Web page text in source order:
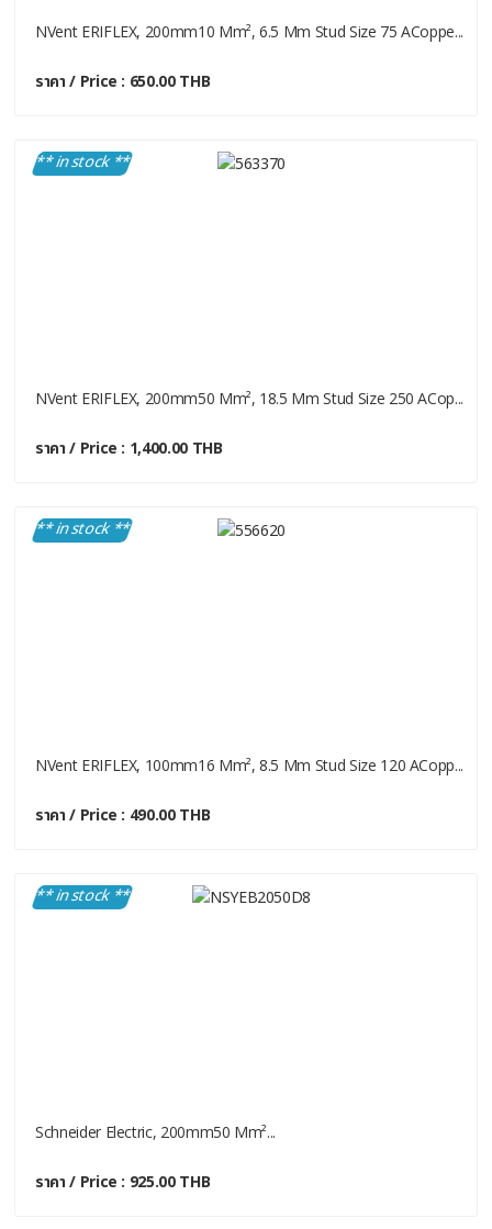
NVent ERIFLEX, 200mm10 Mm², 6.5 Mm Stud Size 75 ACoppe...
ราคา / Price : 650.00 THB
** in stock **
NVent ERIFLEX, 200mm50 Mm², 18.5 Mm Stud Size 250 ACop...
ราคา / Price : 1,400.00 THB
** in stock **
NVent ERIFLEX, 100mm16 Mm², 8.5 Mm Stud Size 120 ACopp...
ราคา / Price : 490.00 THB
** in stock **
Schneider Electric, 200mm50 Mm²...
ราคา / Price : 925.00 THB